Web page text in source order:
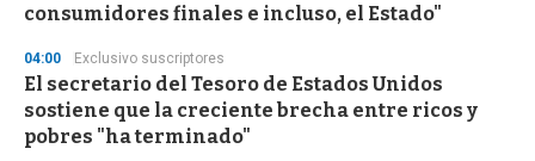
consumidores finales e incluso, el Estado"
04:00 Exclusivo suscriptores
El secretario del Tesoro de Estados Unidos
sostiene que la creciente brecha entre ricos y
pobres "ha terminado"